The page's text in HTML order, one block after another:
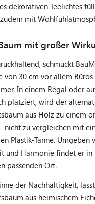
dekorativen Teelichtes
mit
mit großer
schmückt
von 30 cm vor allem
In einem Regal oder
platziert, wird der
aus Holz zu einem
nicht zu vergleichen mit
Plastik-Tanne. Umgeben
und Harmonie findet er in
passenden Ort.
der Nachhaltigkeit,
aus heimischem